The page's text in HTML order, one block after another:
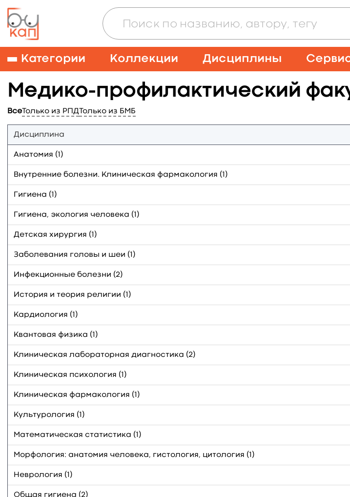
Категории Коллекции Дисциплины
Медико-профилактический
ВсеТолько из РПД Только из БМБ
Дисциплина
Анатомия (1)
Внутренние болезни. Клиническая фармакология (1)
Гигиена (1)
Гигиена, экология человека (1)
Детская хирургия (1)
Заболевания головы и шеи (1)
Инфекционные болезни (2)
История и теория религии (1)
Кардиология (1)
Квантовая физика (1)
Клиническая лабораторная диагностика (2)
Клиническая психология (1)
Клиническая фармакология (1)
Культурология (1)
Математическая статистика (1)
Морфология: анатомия человека, гистология, цитология (1)
Неврология (1)
Общая гигиена (2)